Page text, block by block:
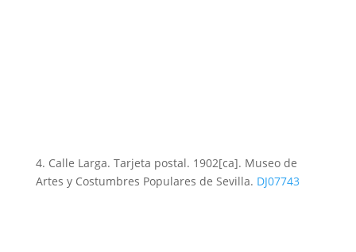
4. Calle Larga. Tarjeta postal. 1902[ca]. Museo de
Artes y Costumbres Populares de Sevilla. DJ07743